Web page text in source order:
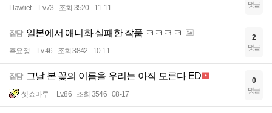
Llawliet Lv.73 조회 3520 11-11 댓글
잡담 일본에서 애니화 실패한 작품 ㅋㅋㅋㅋ
흑요정 Lv.46 조회 3842 10-11
2
댓글
잡담 그날 본 꽃의 이름을 우리는 아직 모른다 ED
셋쇼마루 Lv.86 조회 3546 08-17
0
댓글